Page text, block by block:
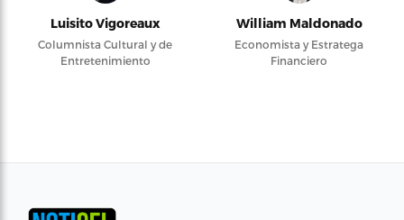
Luisito Vigoreaux
Columnista Cultural y de
Entretenimiento
William Maldonado
Economista y Estratega
Financiero